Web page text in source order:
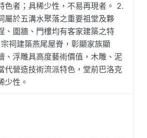
色者；具稀少性，不易再現者。 2.
屬於五溝水聚落之重要祖堂及夥
、圍牆、門樓均有客家建築之特
祠建築燕尾屋脊，彰顯家族顯
、浮雕具高度藝術價值，木雕、泥
代營造技術流派特色，堂前巴洛克
少性。